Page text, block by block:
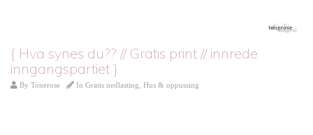
{ Hva synes du?? // Gratis print // innrede
inngangspartiet }
By Tonerose In Gratis nedlasting Hus & oppussing